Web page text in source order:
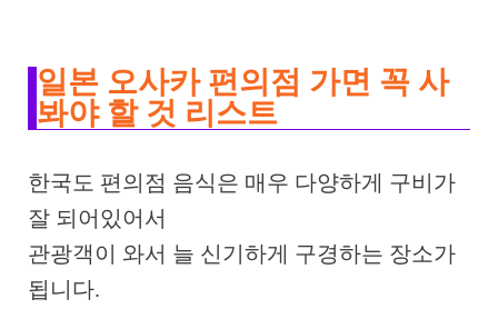
일본 오사카 편의점 가면 꼭 사
봐야 할 것 리스트
한국도 편의점 음식은 매우 다양하게 구비가
잘 되어있어서
관광객이 와서 늘 신기하게 구경하는 장소가
됩니다.